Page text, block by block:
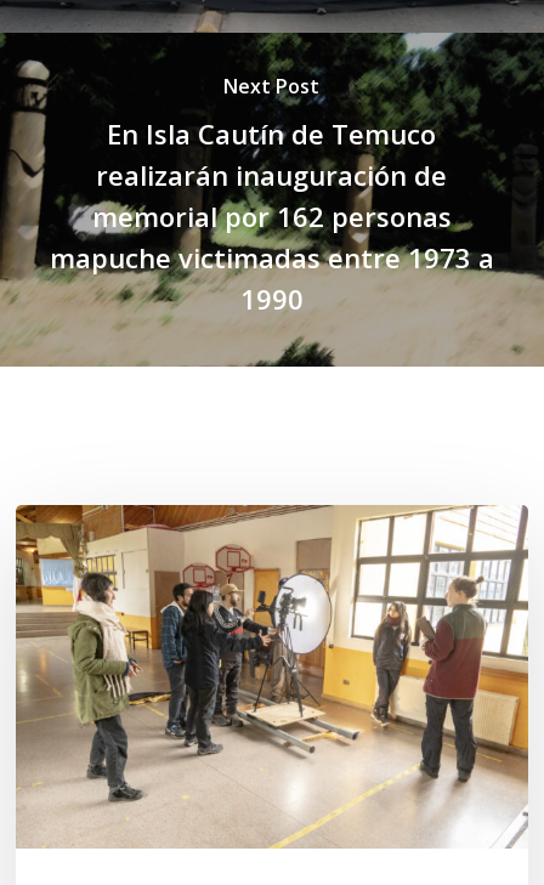
Next Post
En Isla Cautín de Temuco
realizarán inauguración de
memorial por 162 personas
mapuche victimadas entre 1973 a
1990
Toda
el
agua
del
mar:
largometraje
de
ficción
se